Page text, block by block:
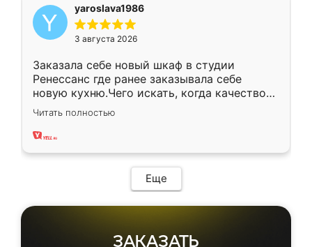
yaroslava1986
3 августа 2026
Заказала себе новый шкаф в студии
Ренессанс где ранее заказывала себе
новую кухню.Чего искать, когда качеством
вполне довольна. Служит кухня уже почти
два года, нареканий нет.
Читать полностью
Еще
ЗАКАЗАТЬ